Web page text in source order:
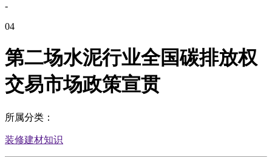
-
04
第二场水泥行业全国碳排放权
交易市场政策宣贯
所属分类：
装修建材知识